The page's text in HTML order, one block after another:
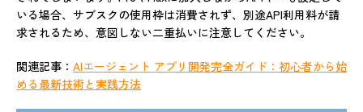
いる場合、サブスクの使用枠は消費されず、別途API利用料が請
求されるため、意図しない二重払いに注意してください。
関連記事： AIエージェント アプリ開発完全ガイド：初心者から始
める最新技術と実践方法